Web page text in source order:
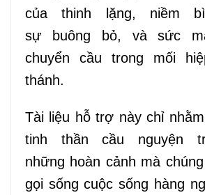
củathinh lặng, niềm
sự
buông bỏ, và sức
chuyển cầu trong mối
thánh.
Tài liệu hỗ trợ này chỉ
tinh thần cầu nguyện
những hoàn cảnh mà
gọi sống cuộc sống hàng